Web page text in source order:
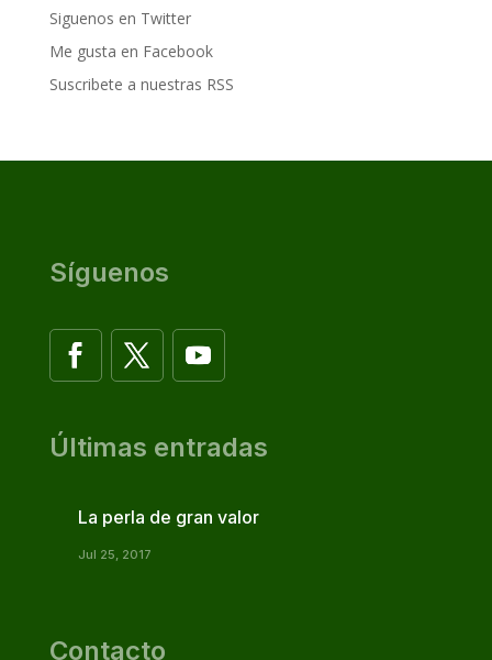
Siguenos en Twitter
Me gusta en Facebook
Suscribete a nuestras RSS
Síguenos
Últimas entradas
La perla de gran valor
Jul 25, 2017
Contacto